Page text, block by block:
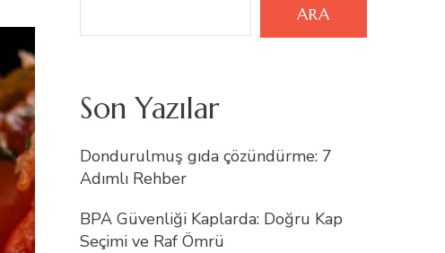
ARA
Son Yazılar
Dondurulmuş gıda çözündürme: 7
Adımlı Rehber
BPA Güvenliği Kaplarda: Doğru Kap
Seçimi ve Raf Ömrü